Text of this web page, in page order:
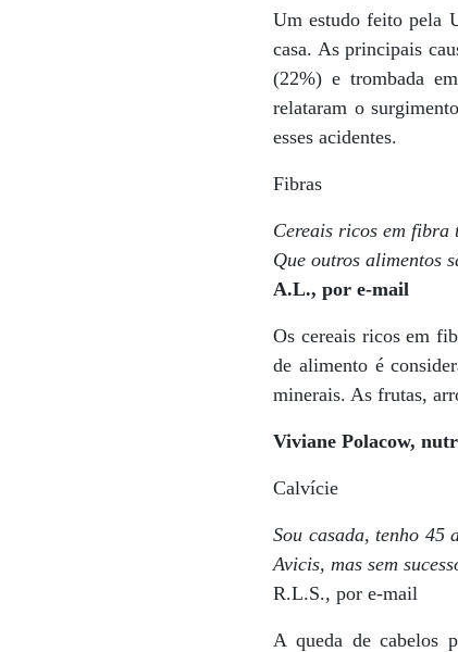
Um estudo feito pela
casa. As principais
(22%) e trombada
relataram o
esses acidentes.
Fibras
Cereais ricos em fibra
Que outros alimentos
A.L., por e-mail
Os cereais ricos em
de alimento é
minerais. As frutas,
Viviane Polacow,
Calvície
Sou casada, tenho 45
Avicis, mas sem
R.L.S., por e-mail
A queda de cabelos